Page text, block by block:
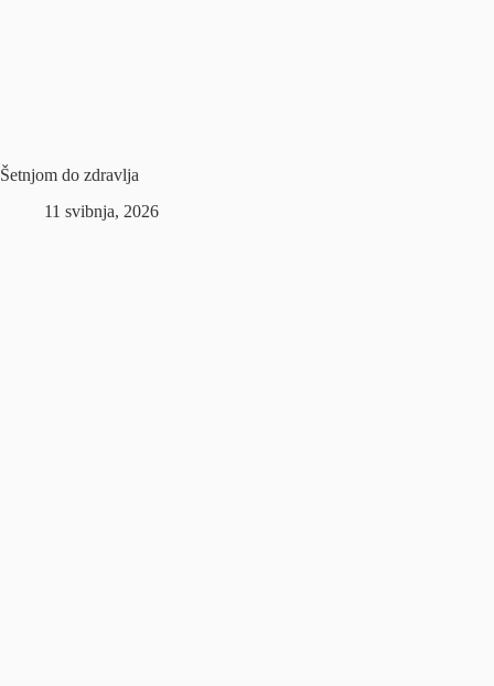
Šetnjom do zdravlja
11 svibnja, 2026